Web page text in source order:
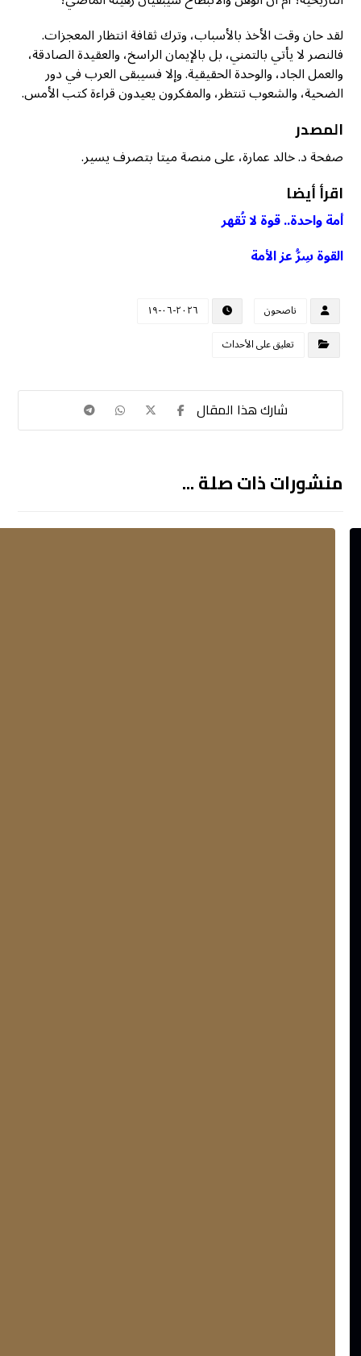
لقد حان وقت الأخذ بالأسباب، وترك ثقافة انتظار المعجزات.
فالنصر لا يأتي بالتمني، بل بالإيمان الراسخ، والعقيدة الصادقة،
والعمل الجاد، والوحدة الحقيقية. وإلا فسيبقى العرب في دور
الضحية، والشعوب تنتظر، والمفكرون يعيدون قراءة كتب الأمس.
المصدر
صفحة د. خالد عمارة، على منصة ميتا بتصرف يسير.
اقرأ أيضا
أمة واحدة.. قوة لا تُقهر
القوة سِرُّ عز الأمة
ناصحون
٢٠٢٦-٠٦-١٩
تعليق على الأحداث
منشورات ذات صلة ...